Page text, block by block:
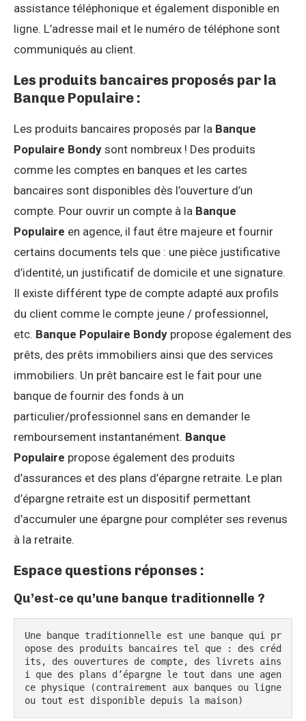
assistance téléphonique et également disponible en
ligne. L’adresse mail et le numéro de téléphone sont
communiqués au client.
Les produits bancaires proposés par la
Banque Populaire :
Les produits bancaires proposés par la Banque
Populaire Bondy sont nombreux ! Des produits
comme les comptes en banques et les cartes
bancaires sont disponibles dès l’ouverture d’un
compte. Pour ouvrir un compte à la Banque
Populaire en agence, il faut être majeure et fournir
certains documents tels que : une pièce justificative
d’identité, un justificatif de domicile et une signature.
Il existe différent type de compte adapté aux profils
du client comme le compte jeune / professionnel,
etc. Banque Populaire Bondy propose également des
prêts, des prêts immobiliers ainsi que des services
immobiliers. Un prêt bancaire est le fait pour une
banque de fournir des fonds à un
particulier/professionnel sans en demander le
remboursement instantanément. Banque
Populaire propose également des produits
d’assurances et des plans d’épargne retraite. Le plan
d’épargne retraite est un dispositif permettant
d’accumuler une épargne pour compléter ses revenus
à la retraite.
Espace questions réponses :
Qu’est-ce qu’une banque traditionnelle ?
Une banque traditionnelle est une banque qui pr
opose des produits bancaires tel que : des créd
its, des ouvertures de compte, des livrets ains
i que des plans d’épargne le tout dans une agen
ce physique (contrairement aux banques ou ligne
ou tout est disponible depuis la maison)